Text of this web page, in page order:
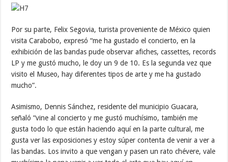
Por su parte, Felix Segovia, turista proveniente de México quien
visita Carabobo, expresó “me ha gustado el concierto, en la
exhibición de las bandas pude observar afiches, cassettes, records
LP y me gustó mucho, le doy un 9 de 10. Es la segunda vez que
visito el Museo, hay diferentes tipos de arte y me ha gustado
mucho”.
Asimismo, Dennis Sánchez, residente del municipio Guacara,
señaló “vine al concierto y me gustó muchísimo, también me
gusta todo lo que están haciendo aquí en la parte cultural, me
gusta ver las exposiciones y estoy súper contenta de venir a ver a
las bandas. Los invito a que vengan y pasen un rato chévere, vale